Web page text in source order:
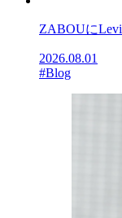
ZABOUに
2026.08.01
#Blog